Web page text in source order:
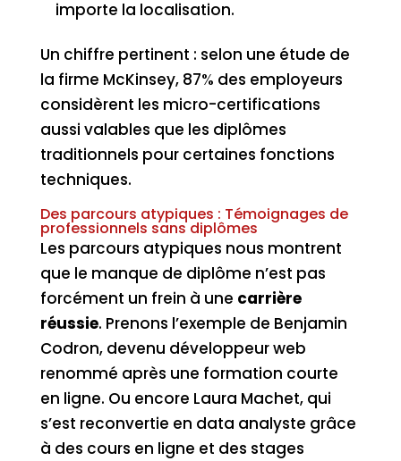
importe la localisation.
Un chiffre pertinent : selon une étude de
la firme McKinsey, 87% des employeurs
considèrent les micro-certifications
aussi valables que les diplômes
traditionnels pour certaines fonctions
techniques.
Des parcours atypiques : Témoignages de
professionnels sans diplômes
Les parcours atypiques nous montrent
que le manque de diplôme n’est pas
forcément un frein à une carrière
réussie. Prenons l’exemple de Benjamin
Codron, devenu développeur web
renommé après une formation courte
en ligne. Ou encore Laura Machet, qui
s’est reconvertie en data analyste grâce
à des cours en ligne et des stages